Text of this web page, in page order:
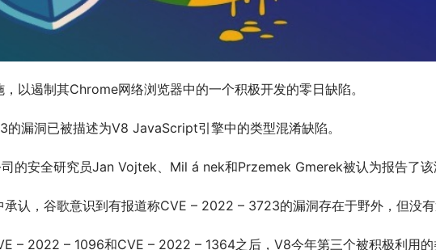
以遏制其Chrome网络浏览器中的一个积极开发的零日缺陷。
漏洞已被描述为V8 JavaScript引擎中的类型混淆缺陷。
的安全研究员Jan Vojtek、Mil á nek和Przemek Gmerek被认为报告了该
认，谷歌意识到有报道称CVE – 2022 – 3723的漏洞存在于野外，但没有
– 2022 – 1096和CVE – 2022 – 1364之后，V8今年第三个被积极利用的